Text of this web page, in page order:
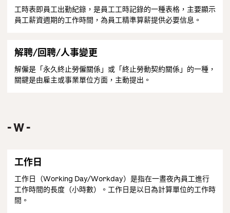
工時表即員工出勤紀錄，是員工工時記錄的一種表格，主要顯示
員工薪資週期的工作時間，為員工精準算薪提供必要信息。
解聘/回聘/人事變更
解僱是「永久終止勞僱關係」或「終止勞動契約關係」的一種，
關鍵是由雇主或事業單位方面，主動提出。
W
工作日
工作日（Working Day/Workday）是指在一晝夜內員工進行
工作時間的長度（小時數）。工作日是以日為計算單位的工作時
間。